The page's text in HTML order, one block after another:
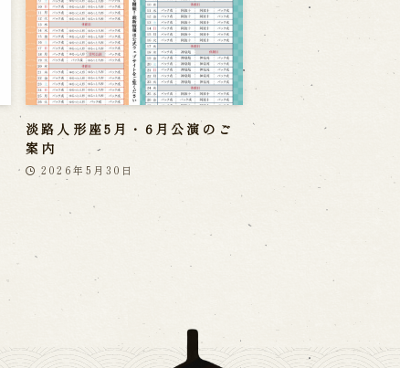
淡路人形座5月・6月公演のご
案内
2026年5月30日